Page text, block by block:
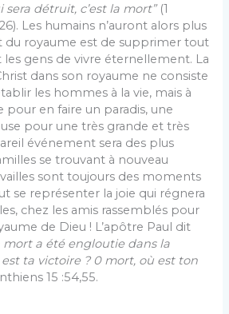
détruit, c’est la mort”(1
Les humains n’auront alors plus
du royaume est de supprimer tout
gens de vivre éternellement. La
dans son royaume ne consiste
les hommes à la vie, mais à
en faire un paradis, une
pour une très grande et très
événement sera des plus
se trouvant à nouveau
sont toujours des moments
se représenter la joie qui régnera
chez les amis rassemblés pour
de Dieu ! L’apôtre Paul dit
mort a été engloutie dans la
ta victoire ? 0 mort, où est ton
15 :54,55.